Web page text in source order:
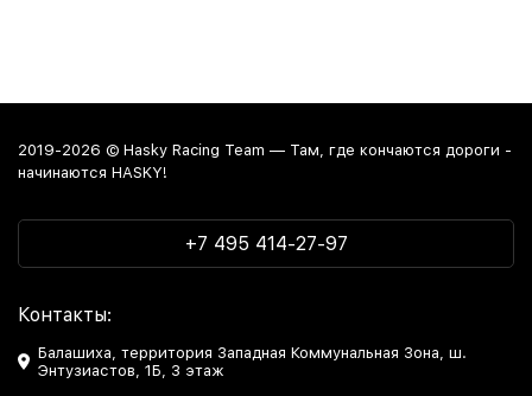
2019-2026 © Hasky Racing Team — Там, где кончаются дороги -
начинаются HASKY!
+7 495 414-27-97
Контакты:
Балашиха, территория Западная Коммунальная Зона, ш.
Энтузиастов, 1Б, 3 этаж